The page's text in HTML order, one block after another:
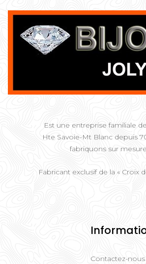
Est une entreprise familiale
Hte Savoie-Mt Blanc depuis
fabriquons sur
Fabricant exclusif de la «
Contactez-nous